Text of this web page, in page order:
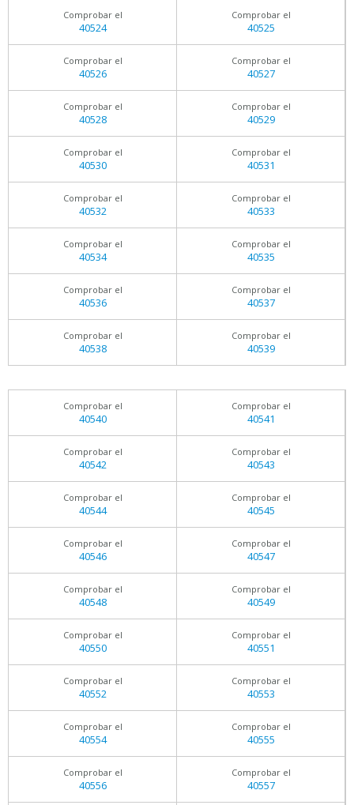
Comprobar el
40524
Comprobar el
40525
Comprobar el
40526
Comprobar el
40527
Comprobar el
40528
Comprobar el
40529
Comprobar el
40530
Comprobar el
40531
Comprobar el
40532
Comprobar el
40533
Comprobar el
40534
Comprobar el
40535
Comprobar el
40536
Comprobar el
40537
Comprobar el
40538
Comprobar el
40539
Comprobar el
40540
Comprobar el
40541
Comprobar el
40542
Comprobar el
40543
Comprobar el
40544
Comprobar el
40545
Comprobar el
40546
Comprobar el
40547
Comprobar el
40548
Comprobar el
40549
Comprobar el
40550
Comprobar el
40551
Comprobar el
40552
Comprobar el
40553
Comprobar el
40554
Comprobar el
40555
Comprobar el
40556
Comprobar el
40557